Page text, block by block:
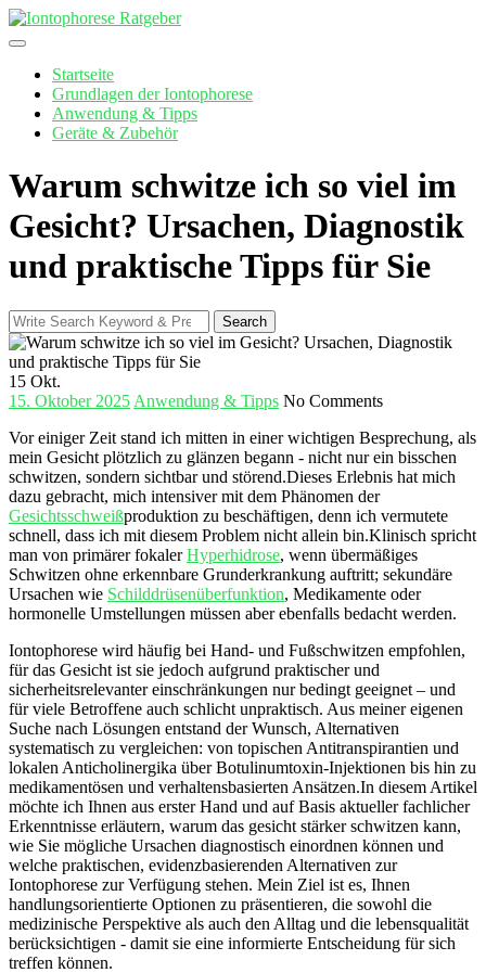
Skip
to
Startseite
Grundlagen der Iontophorese
Anwendung & Tipps
Geräte & Zubehör
Warum schwitze ich so viel im
Gesicht? Ursachen, Diagnostik
und praktische Tipps für Sie
Search
for:
Search
15 Okt.
15. Oktober 2025 Anwendung & Tipps No Comments
Vor einiger Zeit​ stand ich mitten ‌in einer wichtigen​ Besprechung, als
mein Gesicht plötzlich zu glänzen begann‍ -⁤ nicht‌ nur⁤ ein‌ bisschen ​
schwitzen, sondern sichtbar und störend.Dieses Erlebnis hat mich
dazu gebracht,‌ mich intensiver mit dem Phänomen der
Gesichtsschweißproduktion zu beschäftigen, denn ich vermutete
schnell, dass ich‌ mit ⁣diesem Problem nicht ⁣allein bin.Klinisch spricht
⁤man von primärer fokalerHyperhidrose, wenn übermäßiges
Schwitzen ohne erkennbare Grunderkrankung auftritt; sekundäre
Ursachen ⁣wie Schilddrüsenüberfunktion, Medikamente oder
hormonelle Umstellungen müssen aber ebenfalls⁣ bedacht werden. ⁢
Iontophorese wird häufig bei Hand- und Fußschwitzen‌ empfohlen,
für das Gesicht ist ‍sie jedoch aufgrund praktischer ⁤und
sicherheitsrelevanter einschränkungen nur⁣ bedingt geeignet – und
für⁤ viele Betroffene‍ auch schlicht ‍unpraktisch. Aus meiner eigenen
Suche‌ nach Lösungen entstand ⁢der ‌Wunsch,‍ Alternativen‌
systematisch ⁣zu vergleichen: von topischen Antitranspirantien ⁤und
lokalen Anticholinergika über Botulinumtoxin-Injektionen bis hin⁣ zu⁢
medikamentösen‍ und verhaltensbasierten Ansätzen.In diesem Artikel
möchte ich Ihnen aus erster Hand⁤ und auf Basis⁢ aktueller ​fachlicher
Erkenntnisse erläutern, ⁢warum⁢ das gesicht stärker schwitzen​ kann,
⁣wie Sie ⁤mögliche Ursachen diagnostisch einordnen ⁢können und⁣
welche ⁢praktischen,​ evidenzbasierenden Alternativen zur
Iontophorese zur Verfügung stehen. Mein Ziel ist es,⁣ Ihnen
handlungsorientierte Optionen zu⁢ präsentieren, die sowohl die
‍medizinische⁢ Perspektive als auch den​ Alltag und die lebensqualität
berücksichtigen‍ -‌ damit sie eine⁢ informierte Entscheidung für sich ​
treffen können.